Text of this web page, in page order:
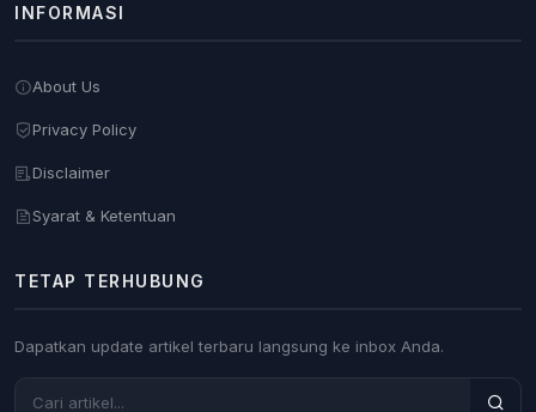
INFORMASI
About Us
Privacy Policy
Disclaimer
Syarat & Ketentuan
TETAP TERHUBUNG
Dapatkan update artikel terbaru langsung ke inbox Anda.